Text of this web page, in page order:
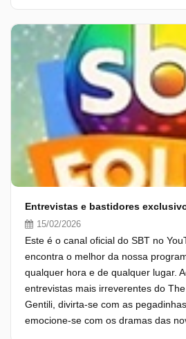
15/02/2026
Este é o canal oficial do SBT no
encontra o melhor da nossa
qualquer hora e de qualquer lugar.
entrevistas mais irreverentes do
Gentili, divirta-se com as
emocione-se com os dramas das